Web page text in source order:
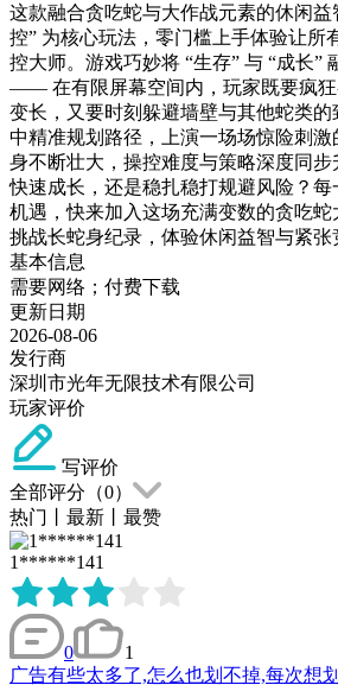
这款融合贪吃蛇与大作战元素的休闲益
控” 为核心玩法，零门槛上手体验让所
控大师。游戏巧妙将 “生存” 与 “成长”
—— 在有限屏幕空间内，玩家既要疯
变长，又要时刻躲避墙壁与其他蛇类
中精准规划路径，上演一场场惊险刺
身不断壮大，操控难度与策略深度同
快速成长，还是稳扎稳打规避风险？
机遇，快来加入这场充满变数的贪吃
挑战长蛇身纪录，体验休闲益智与紧张
基本信息
需要网络；付费下载
更新日期
2026-08-06
发行商
深圳市光年无限技术有限公司
玩家评价
写评价
全部评分（0）
热门
最新 最赞
1******141
0
1
广告有些太多了,怎么也划不掉,每次想